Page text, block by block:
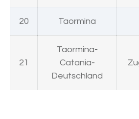
20 Taormina
21
Taormina-
Catania-
Deutschland